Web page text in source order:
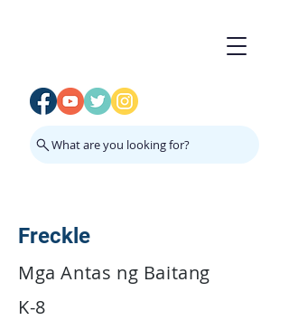
What are you looking for?
Freckle
Mga Antas ng Baitang
K-8